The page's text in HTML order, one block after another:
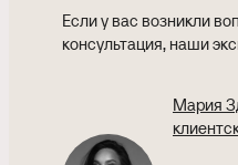
Если у вас возникли
консультация, наши
Мария